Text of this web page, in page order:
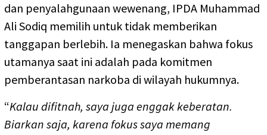
dan penyalahgunaan wewenang, IPDA Muhammad
Ali Sodiq memilih untuk tidak memberikan
tanggapan berlebih. Ia menegaskan bahwa fokus
utamanya saat ini adalah pada komitmen
pemberantasan narkoba di wilayah hukumnya.
“Kalau difitnah, saya juga enggak keberatan.
Biarkan saja, karena fokus saya memang